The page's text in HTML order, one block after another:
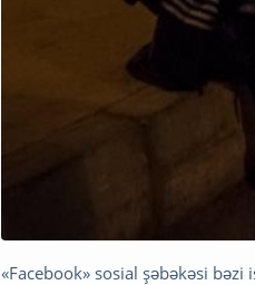
«Facebook» sosial şəbəkəsi